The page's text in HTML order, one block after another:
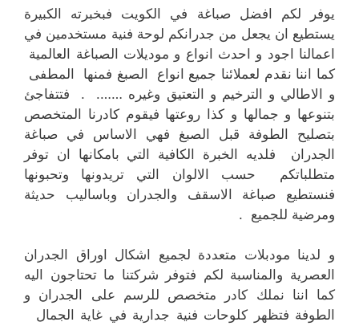
يوفر لكم افضل صباغة في الكويت فبخبرته الكبيرة
يستطيع ان يجعل من جدرانكم لوحة فنية مستخدمين في
اعمالنا اجود و احدث انواع و موديلات الصباغة العالمية
كما اننا نقدم لعملائنا جميع انواع الصبغ فمنها المطفى
و الاطالي و الترخيم و التعتيق وغيره ……. . فتتفاجئ
بتنوعها و جمالها و كذا روعتها فيقوم كادرنا المتخصص
بتصليح الطوفة قبل الصبغ فهي الاساس في صباغة
الجدران فلديه الخبرة الكافية التي بامكانها ان توفر
متطلباتكم حسب الالوان التي تريدونها وتحبونها
فنستطيع صباغة الاسقف والجدران وباساليب حديثة
ومرضية للجميع .
و لدينا مودبلات متعددة لجميع اشكال اوراق الجدران
العصرية والمناسبة لكم فتوفر شركتنا ما تحتاجون اليه
كما اننا نملك كادر متخصص للرسم على الجدران و
الطوفة فتظهر كلوحات فنية جدارية في غاية الجمال